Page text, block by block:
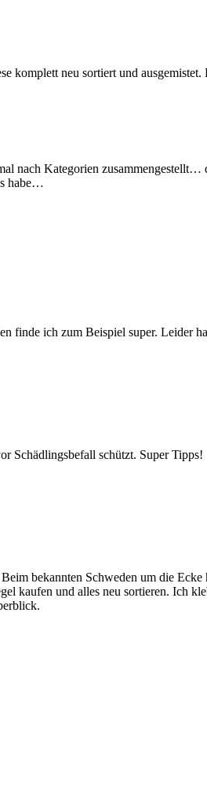
komplett neu sortiert und
nach Kategorien zusammengestellt…
habe…
finde ich zum Beispiel super. Leider
Schädlingsbefall schützt. Super Tipps!
bekannten Schweden um die
kaufen und alles neu sortieren. Ich